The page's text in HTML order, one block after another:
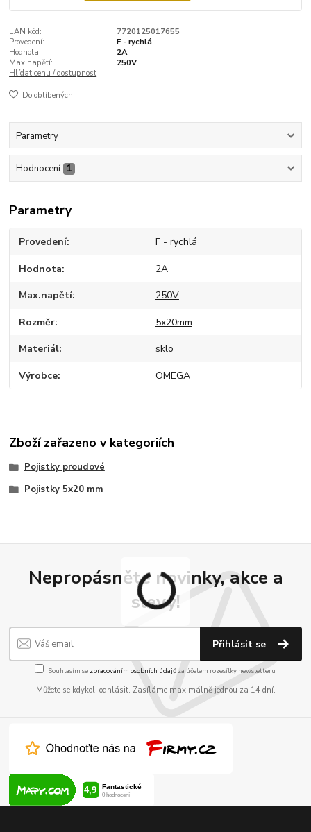
EAN kód:
7720125017655
Provedení:
F - rychlá
Hodnota:
2A
Max.napětí:
250V
Hlídat cenu / dostupnost
Do oblíbených
Parametry
Hodnocení 1
Parametry
Provedení F - rychlá
Hodnota 2A
Max.napětí 250V
Rozměr 5x20mm
Materiál sklo
Výrobce OMEGA
Zboží zařazeno v kategoriích
Pojistky proudové
Pojistky 5x20 mm
Nepropásněte novinky, akce a
slevy!
Přihlásit se
Souhlasím se zpracováním osobních údajůza účelem rozesílky newsletteru.
Můžete se kdykoli odhlásit. Zasíláme maximálně jednou za 14 dní.